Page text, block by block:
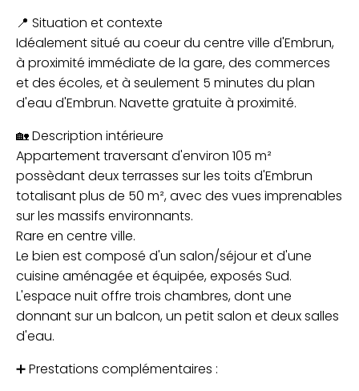
📍 Situation et contexte
Idéalement situé au coeur du centre ville d'Embrun,
à proximité immédiate de la gare, des commerces
et des écoles, et à seulement 5 minutes du plan
d'eau d'Embrun. Navette gratuite à proximité.
🏡 Description intérieure
Appartement traversant d'environ 105 m²
possèdant deux terrasses sur les toits d'Embrun
totalisant plus de 50 m², avec des vues imprenables
sur les massifs environnants.
Rare en centre ville.
Le bien est composé d'un salon/séjour et d'une
cuisine aménagée et équipée, exposés Sud.
L'espace nuit offre trois chambres, dont une
donnant sur un balcon, un petit salon et deux salles
d'eau.
➕ Prestations complémentaires :